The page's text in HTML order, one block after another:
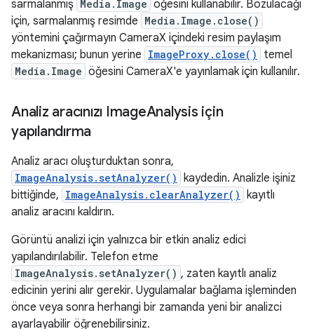
sarmalanmış Media.Image öğesini kullanabilir. Bozulacağı
için, sarmalanmış resimde Media.Image.close()
yöntemini çağırmayın CameraX içindeki resim paylaşım
mekanizması; bunun yerine ImageProxy.close() temel
Media.Image öğesini CameraX'e yayınlamak için kullanılır.
Analiz aracınızı ImageAnalysis için
yapılandırma
Analiz aracı oluşturduktan sonra,
ImageAnalysis.setAnalyzer() kaydedin. Analizle işiniz
bittiğinde, ImageAnalysis.clearAnalyzer() kayıtlı
analiz aracını kaldırın.
Görüntü analizi için yalnızca bir etkin analiz edici
yapılandırılabilir. Telefon etme
ImageAnalysis.setAnalyzer() , zaten kayıtlı analiz
edicinin yerini alır gerekir. Uygulamalar bağlama işleminden
önce veya sonra herhangi bir zamanda yeni bir analizci
ayarlayabilir öğrenebilirsiniz.